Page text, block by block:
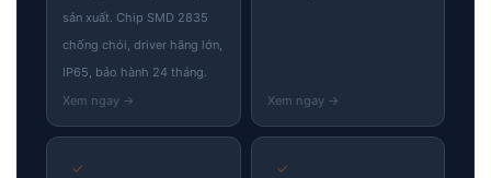
sản xuất. Chip SMD 2835
chống chói, driver hãng lớn,
IP65, bảo hành 24 tháng.
✓ ✓